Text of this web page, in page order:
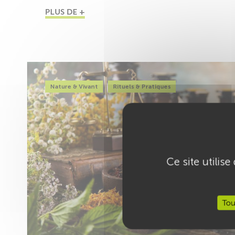
PLUS DE +
Nature & Vivant Rituels & Pratiques
Ce site